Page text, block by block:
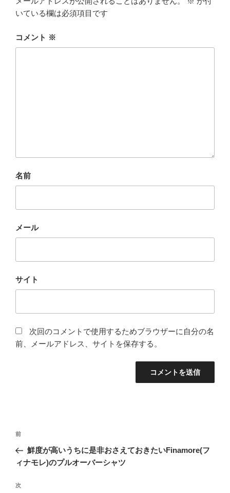
いている欄は必須項目です
コメント ※
名前
メール
サイト
次回のコメントで使用するためブラウザーに自分の名
前、メールアドレス、サイトを保存する。
投
ナ
ゲ
前
の
投
前
鮮度が高いうちに是非おさえておきたいFinamore(フ
ィナモレ)のプルオーバーシャツ
次
次